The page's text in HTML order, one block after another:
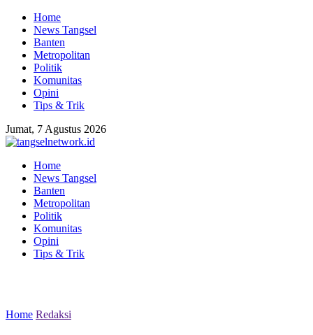
Home
News Tangsel
Banten
Metropolitan
Politik
Komunitas
Opini
Tips & Trik
Jumat, 7 Agustus 2026
Home
News Tangsel
Banten
Metropolitan
Politik
Komunitas
Opini
Tips & Trik
Home Redaksi